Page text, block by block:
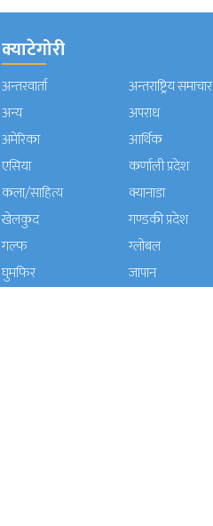
क्याटेगोरी
अन्तरवार्ता
अन्तराष्ट्रिय समाचार
अन्य
अपराध
अमेरिका
आर्थिक
एसिया
कर्णाली प्रदेश
कला/साहित्य
क्यानाडा
खेलकुद
गण्डकी प्रदेश
गल्फ
ग्लोबल
घुमफिर
जापान